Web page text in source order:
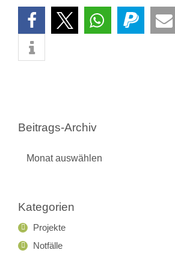
Beitrags-Archiv
Kategorien
Projekte
Notfälle